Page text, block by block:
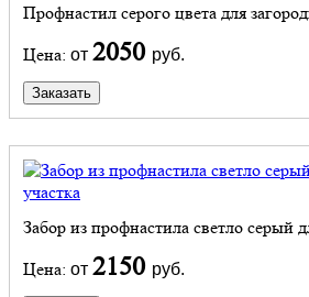
Профнастил серого цвета для
Цена: от 2050 руб.
Заказать
Забор из профнастила светло серый
Цена: от 2150 руб.